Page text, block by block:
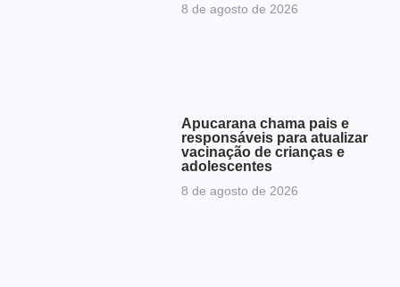
8 de agosto de 2026
Apucarana chama pais e
responsáveis para atualizar
vacinação de crianças e
adolescentes
8 de agosto de 2026